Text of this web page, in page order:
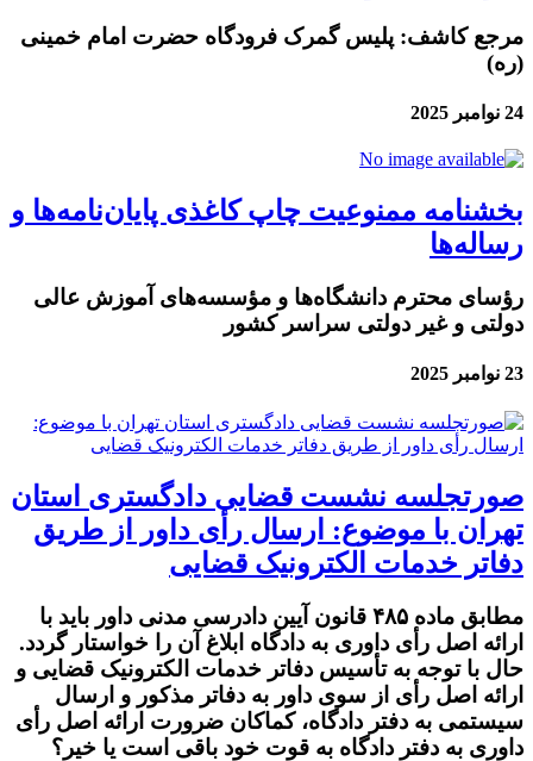
مرجع کاشف: پلیس گمرک فرودگاه حضرت امام خمینی
(ره)
24 نوامبر 2025
بخشنامه ممنوعیت چاپ کاغذی پایان‌نامه‌ها و
رساله‌ها
رؤسای محترم دانشگاه‌ها و مؤسسه‌های آموزش عالی
دولتی و غیر دولتی سراسر کشور
23 نوامبر 2025
صورتجلسه نشست قضایی دادگستری استان
تهران با موضوع: ارسال رأی داور از طریق
دفاتر خدمات الکترونیک قضایی
مطابق ماده ۴۸۵ قانون آیین دادرسی مدنی داور باید با
ارائه اصل رأی داوری به دادگاه ابلاغ آن را خواستار گردد.
حال با توجه به تأسیس دفاتر خدمات الکترونیک قضایی و
ارائه اصل رأی از سوی داور به دفاتر مذکور و ارسال
سیستمی به دفتر دادگاه، کماکان ضرورت ارائه اصل رأی
داوری به دفتر دادگاه به قوت خود باقی است یا خیر؟